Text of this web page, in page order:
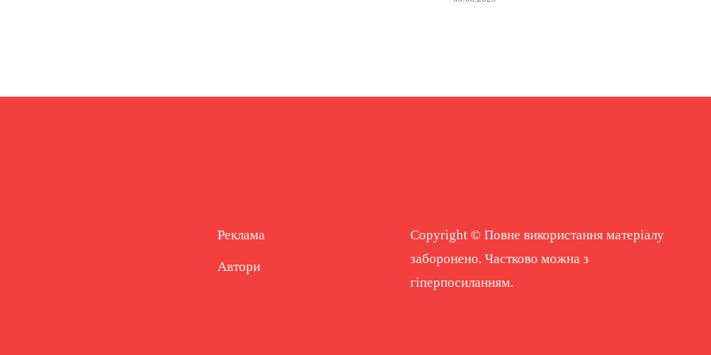
Реклама
Автори
Copyright © Повне використання матеріалу
заборонено. Частково можна з
гіперпосиланням.